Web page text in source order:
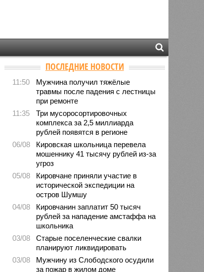
ПОСЛЕДНИЕ НОВОСТИ
11:50
Мужчина получил тяжёлые
травмы после падения с лестницы
при ремонте
11:35
Три мусоросортировочных
комплекса за 2,5 миллиарда
рублей появятся в регионе
06/08
Кировская школьница перевела
мошеннику 41 тысячу рублей из-за
угроз
05/08
Кировчане приняли участие в
исторической экспедиции на
остров Шумшу
04/08
Кировчанин заплатит 50 тысяч
рублей за нападение амстаффа на
школьника
03/08
Старые поселенческие свалки
планируют ликвидировать
03/08
Мужчину из Слободского осудили
за пожар в жилом доме